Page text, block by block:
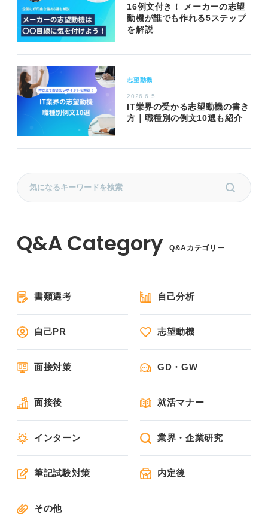
16例文付き！ メーカーの志望
動機が誰でも作れる5ステップ
を解説
志望動機
2026.6.5
IT業界の受かる志望動機の書き
方｜職種別の例文10選も紹介
Q&Aカテゴリー
書類選考 自己分析
自己PR 志望動機
面接対策 GD・GW
面接後 就活マナー
インターン 業界・企業研究
筆記試験対策 内定後
その他